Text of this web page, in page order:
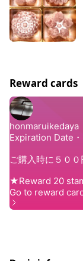
Reward cards